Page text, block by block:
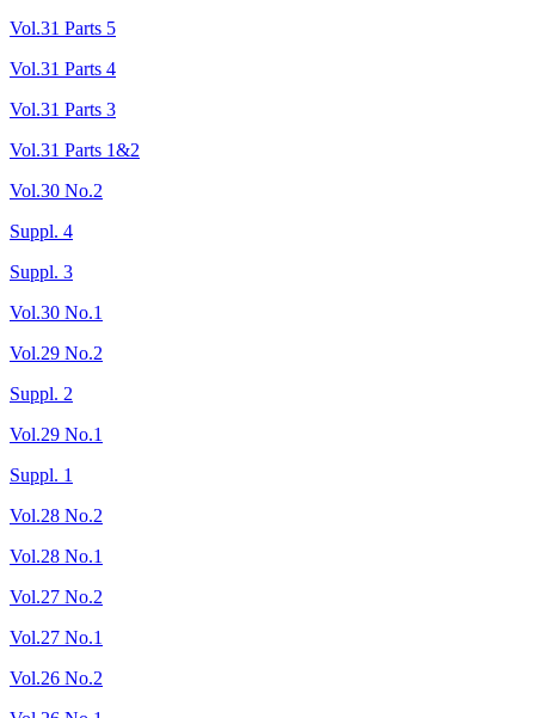
Vol.31 Parts 5
Vol.31 Parts 4
Vol.31 Parts 3
Vol.31 Parts 1&2
Vol.30 No.2
Suppl. 4
Suppl. 3
Vol.30 No.1
Vol.29 No.2
Suppl. 2
Vol.29 No.1
Suppl. 1
Vol.28 No.2
Vol.28 No.1
Vol.27 No.2
Vol.27 No.1
Vol.26 No.2